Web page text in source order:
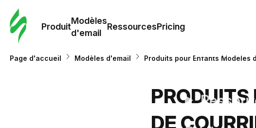
Produit
Modèles
d'email
RessourcesPricing
Modèles
Page d'accueil Modèles d'email Produits pour Enfants Modèles
DE